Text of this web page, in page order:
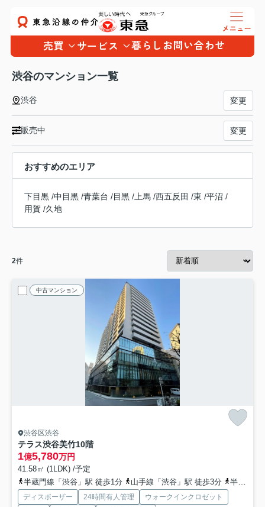
売買 サービス 暮らし お問い合わせ
渋谷のマンション一覧
渋谷 変更
販売中 変更
おすすめのエリア
下目黒 /中目黒 /青葉台 /目黒 / 上馬 /西五反田 /東 /平沼 /
用賀 /久地
2件
中古マンション
渋谷区渋谷
テラス渋谷美竹10階
1億5,780万円
41.58㎡ (1LDK) /予定
半蔵門線「渋谷」駅 徒歩1分
山手線「渋谷」駅 徒歩3分 半蔵門線「表参道」駅 徒歩11分
ディスポーザー 24時間有人管理
ウォークインクロゼット